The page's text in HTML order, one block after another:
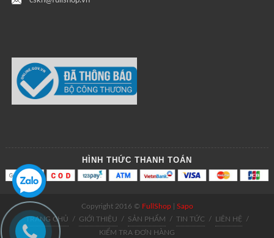
HÌNH THỨC THANH TOÁN
Copyright 2016 © FullShop| Sapo
TRANG CHỦ
/ GIỚI THIỆU / SẢN PHẨM / TIN TỨC / LIÊN HỆ
/
KIỂM TRA ĐƠN HÀNG